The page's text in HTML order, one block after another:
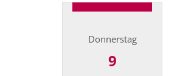
Donnerstag
9